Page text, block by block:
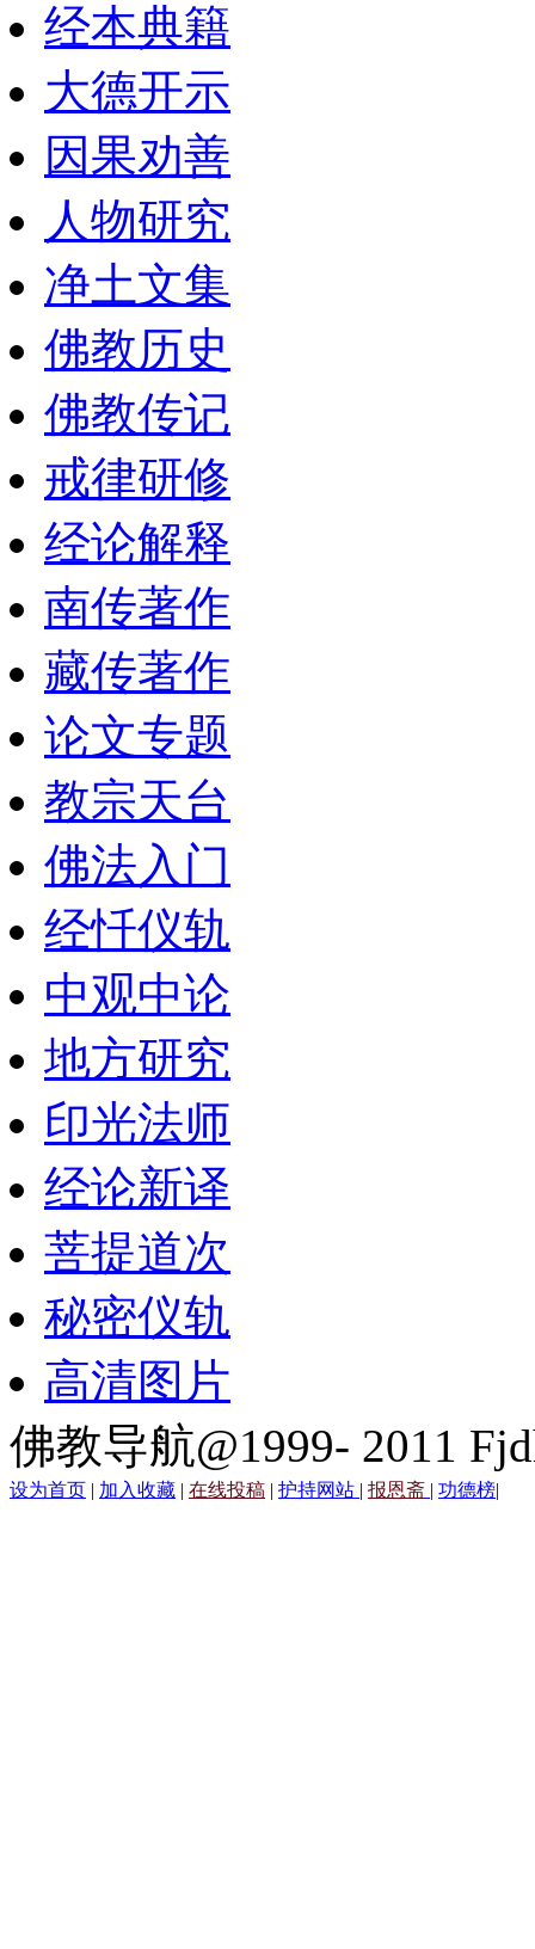
经本典籍
大德开示
因果劝善
人物研究
净土文集
佛教历史
佛教传记
戒律研修
经论解释
南传著作
藏传著作
论文专题
教宗天台
佛法入门
经忏仪轨
中观中论
地方研究
印光法师
经论新译
菩提道次
秘密仪轨
高清图片
佛教导航@1999- 2011
设为首页 | 加入收藏 | 在线投稿 | 护持网站 | 报恩斋 | 功德榜|